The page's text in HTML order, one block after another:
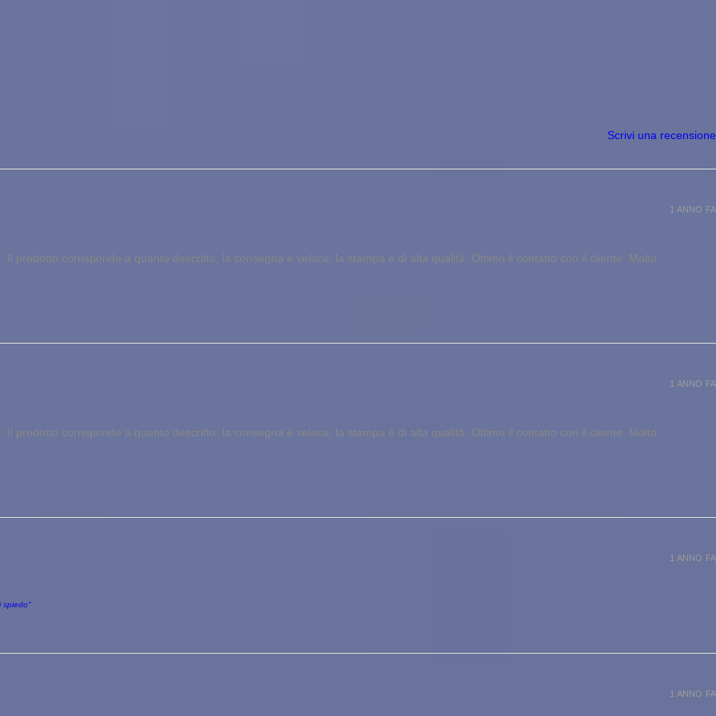
Scrivi una recensione
Il prodotto corrisponde a quanto descritto, la consegna è veloce, la stampa è di alta qualità. Ottimo il contatto con il cliente. Molto
1 ANNO FA
Il prodotto corrisponde a quanto descritto, la consegna è veloce, la stampa è di alta qualità. Ottimo il contatto con il cliente. Molto
1 ANNO FA
spiedo"
1 ANNO FA
1 ANNO FA